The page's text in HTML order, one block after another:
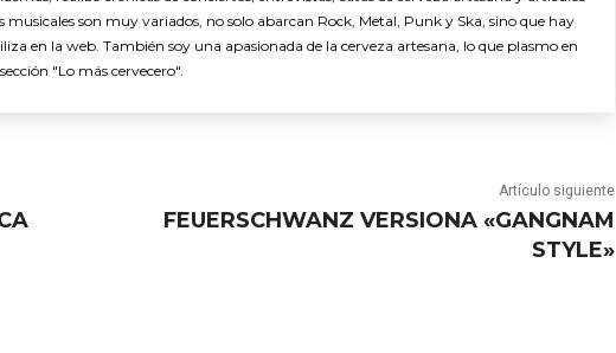
musicales son muy variados, no solo abarcan Rock, Metal, Punk y Ska, sino que hay
en la web. También soy una apasionada de la cerveza artesana, lo que plasmo en
"Lo más cervecero".
Artículo siguiente
FEUERSCHWANZ VERSIONA «GANGNAM
STYLE»